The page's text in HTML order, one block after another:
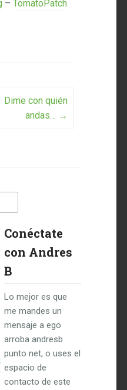
–TomatoPatch
Dime con quién
andas… →
Conéctate
con Andres
B
Lo mejor es que
me mandes un
mensaje a ego
arroba andresb
punto net, o uses el
espacio de
contacto de este